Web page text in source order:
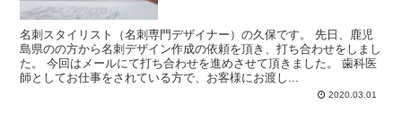
名刺スタイリスト（名刺専門デザイナー）の久保です。 先日、鹿児
島県のの方から名刺デザイン作成の依頼を頂き、打ち合わせをしまし
た。 今回はメールにて打ち合わせを進めさせて頂きました。 歯科医
師としてお仕事をされている方で、お客様にお渡し...
2020.03.01